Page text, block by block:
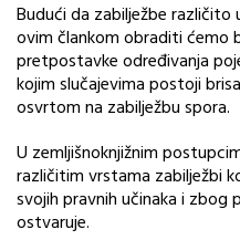
Budući da zabilježbe različito
ovim člankom obraditi ćemo
pretpostavke određivanja
kojim slučajevima postoji
osvrtom na zabilježbu spora.
U zemljišnoknjižnim
različitim vrstama zabilježbi
svojih pravnih učinaka i zbog
ostvaruje.